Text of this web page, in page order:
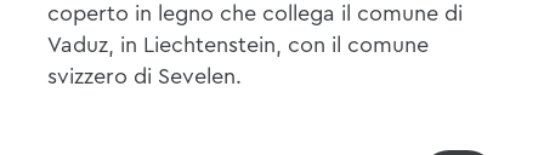
coperto in legno che collega il comune di
Vaduz, in Liechtenstein, con il comune
svizzero di Sevelen.